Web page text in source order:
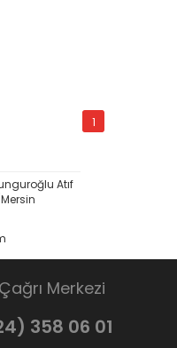
1
Atıf
Çağrı Merkezi
358 06 01